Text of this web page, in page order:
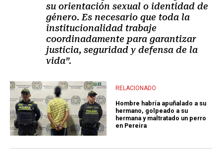
su orientación sexual o identidad de
género. Es necesario que toda la
institucionalidad trabaje
coordinadamente para garantizar
justicia, seguridad y defensa de la
vida”.
RELACIONADO
Hombre habría apuñalado a su
hermano, golpeado a su
hermana y maltratado un perro
en Pereira